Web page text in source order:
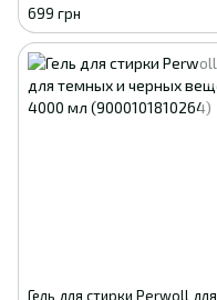
(9000101810172)
699 грн
Гель для стирки Perwoll для